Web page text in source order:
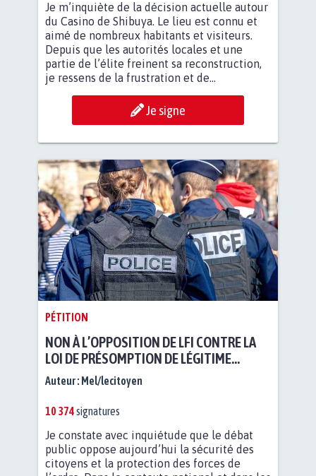
Je m’inquiète de la décision actuelle autour
du Casino de Shibuya. Le lieu est connu et
aimé de nombreux habitants et visiteurs.
Depuis que les autorités locales et une
partie de l’élite freinent sa reconstruction,
je ressens de la frustration et de...
Je signe
PÉTITION
NON À L’OPPOSITION DE LFI CONTRE LA
LOI DE PRÉSOMPTION DE LÉGITIME
DÉFENSE DES FDO ET LA PRISON À
PERPÉTUITÉ POUR LES AGRESSEURS
D’ENFANTS
Auteur : Mel/lecitoyen
10 374signatures
Je constate avec inquiétude que le débat
public oppose aujourd’hui la sécurité des
citoyens et la protection des forces de